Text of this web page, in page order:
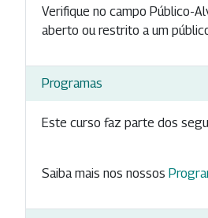
Verifique no campo Público-
aberto ou restrito a um
Programas
Este curso faz parte dos
Saiba mais nos nossos